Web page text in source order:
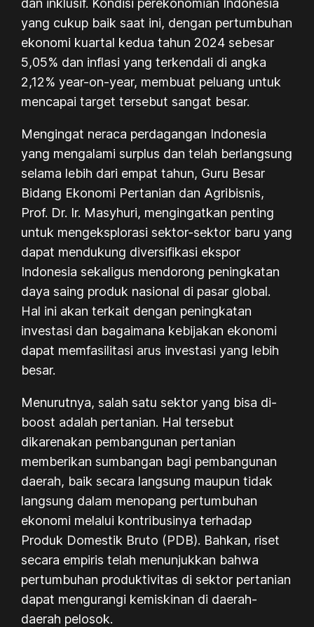
dan inklusif. Kondisi perekonomian Indonesia
yang cukup baik saat ini, dengan pertumbuhan
ekonomi kuartal kedua tahun 2024 sebesar
5,05% dan inflasi yang terkendali di angka
2,12% year-on-year, membuat peluang untuk
mencapai target tersebut sangat besar.
Mengingat neraca perdagangan Indonesia
yang mengalami surplus dan telah berlangsung
selama lebih dari empat tahun, Guru Besar
Bidang Ekonomi Pertanian dan Agribisnis,
Prof. Dr. Ir. Masyhuri, mengingatkan penting
untuk mengeksplorasi sektor-sektor baru yang
dapat mendukung diversifikasi ekspor
Indonesia sekaligus mendorong peningkatan
daya saing produk nasional di pasar global.
Hal ini akan terkait dengan peningkatan
investasi dan bagaimana kebijakan ekonomi
dapat memfasilitasi arus investasi yang lebih
besar.
Menurutnya, salah satu sektor yang bisa di-
boost adalah pertanian. Hal tersebut
dikarenakan pembangunan pertanian
memberikan sumbangan bagi pembangunan
daerah, baik secara langsung maupun tidak
langsung dalam menopang pertumbuhan
ekonomi melalui kontribusinya terhadap
Produk Domestik Bruto (PDB). Bahkan, riset
secara empiris telah menunjukkan bahwa
pertumbuhan produktivitas di sektor pertanian
dapat mengurangi kemiskinan di daerah-
daerah pelosok.